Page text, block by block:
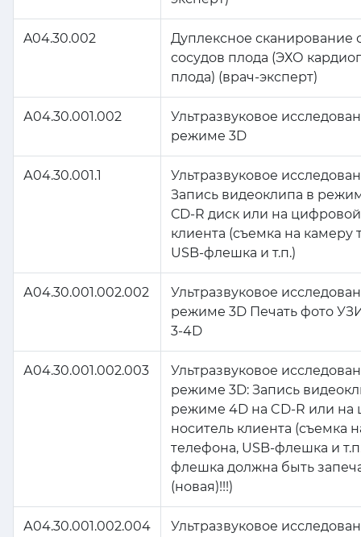
A04.30.002
Дуплексное сканирование
сосудов плода (ЭХО
плода) (врач-эксперт)
А04.30.001.002
Ультразвуковое
режиме 3D
А04.30.001.1
Ультразвуковое
Запись видеоклипа в
СD-R диск или на
клиента (съемка на камеру
USB-флешка и т.п.)
А04.30.001.002.002
Ультразвуковое
режиме 3D Печать фото
3-4D
А04.30.001.002.003
Ультразвуковое
режиме 3D: Запись
режиме 4D на CD-R или на
носитель клиента (съемка
телефона, USB-флешка и
флешка должна быть
(новая)!!!)
А04.30.001.002.004
Ультразвуковое